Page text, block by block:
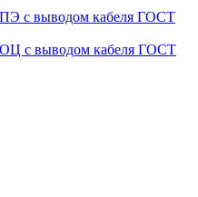
с выводом кабеля ГОСТ
с выводом кабеля ГОСТ